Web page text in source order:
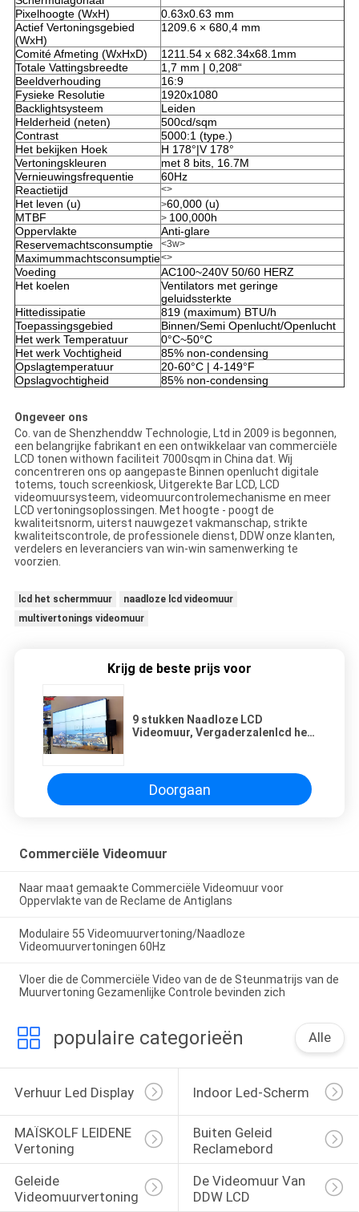
Pixelhoogte (WxH)
0.63x0.63 mm
Actief Vertoningsgebied
(WxH)
1209.6 × 680,4 mm
Comité Afmeting (WxHxD)
1211.54 x 682.34x68.1mm
Totale Vattingsbreedte
1,7 mm | 0,208“
Beeldverhouding
16:9
Fysieke Resolutie
1920x1080
Backlightsysteem
Leiden
Helderheid (neten)
500cd/sqm
Contrast
5000:1 (type.)
Het bekijken Hoek
H 178°|V 178°
Vertoningskleuren
met 8 bits, 16.7M
Vernieuwingsfrequentie
60Hz
Reactietijd
<>
Het leven (u) >60,000 (u)
MTBF
> 100,000h
Oppervlakte
Anti-glare
Reservemachtsconsumptie
<3w>
Maximummachtsconsumptie<>
Voeding
AC100~240V 50/60 HERZ
Het koelen
Ventilators met geringe
geluidssterkte
Hittedissipatie
819 (maximum) BTU/h
Toepassingsgebied
Binnen/Semi Openlucht/Openlucht
Het werk Temperatuur
0°C~50°C
Het werk Vochtigheid
85% non-condensing
Opslagtemperatuur
20-60°C | 4-149°F
Opslagvochtigheid
85% non-condensing
Ongeveer ons
Co. van de Shenzhenddw Technologie, Ltd in 2009 is begonnen,
een belangrijke fabrikant en een ontwikkelaar van commerciële
LCD tonen withown faciliteit 7000sqm in China dat. Wij
concentreren ons op aangepaste Binnen openlucht digitale
totems, touch screenkiosk, Uitgerekte Bar LCD, LCD
videomuursysteem, videomuurcontrolemechanisme en meer
LCD vertoningsoplossingen. Met hoogte - poogt de
kwaliteitsnorm, uiterst nauwgezet vakmanschap, strikte
kwaliteitscontrole, de professionele dienst, DDW onze klanten,
verdelers en leveranciers van win-win samenwerking te
voorzien.
lcd het schermmuur
naadloze lcd videomuur
multivertonings videomuur
Krijg de beste prijs voor
9 stukken Naadloze LCD
Videomuur, Vergaderzalenlcd het
Doorgaan
Commerciële Videomuur
Naar maat gemaakte Commerciële Videomuur voor
Oppervlakte van de Reclame de Antiglans
Modulaire 55 Videomuurvertoning/Naadloze
Videomuurvertoningen 60Hz
Vloer die de Commerciële Video van de de Steunmatrijs van de
Muurvertoning Gezamenlijke Controle bevinden zich
populaire categorieën Alle
Verhuur Led Display Indoor Led-Scherm
MAÏSKOLF LEIDENE
Vertoning
Buiten Geleid
Reclamebord
Geleide
Videomuurvertoning
De Videomuur Van
DDW LCD